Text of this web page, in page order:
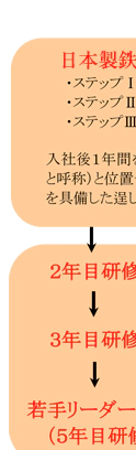
製品紹介（和
ISO登録証（和